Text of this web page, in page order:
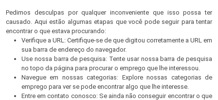
Pedimos desculpas por qualquer inconveniente que isso possa ter
causado. Aqui estão algumas etapas que você pode seguir para tentar
encontrar o que estava procurando:
Verifique a URL: Certifique-se de que digitou corretamente a URL em
sua barra de endereço do navegador.
Use nossa barra de pesquisa: Tente usar nossa barra de pesquisa
no topo da página para procurar o emprego que lhe interessou.
Navegue em nossas categorias: Explore nossas categorias de
emprego para ver se pode encontrar algo que lhe interesse.
Entre em contato conosco: Se ainda não conseguir encontrar o que